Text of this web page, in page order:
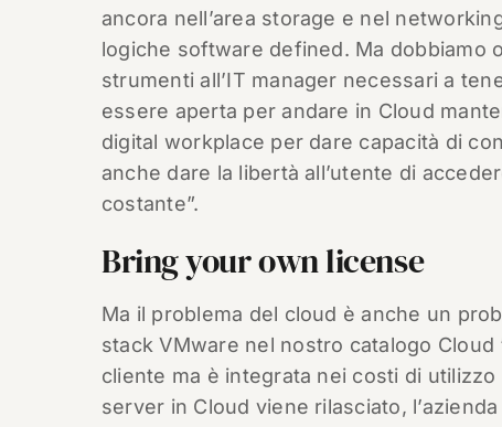
ancora nell’area storage e nel
logiche software defined. Ma dobbiamo
strumenti all’IT manager necessari a
essere aperta per andare in Cloud
digital workplace per dare capacità di
anche dare la libertà all’utente di
costante”.
Bring your own license
Ma il problema del cloud è anche un
stack VMware nel nostro catalogo Cloud
cliente ma è integrata nei costi di
server in Cloud viene rilasciato,